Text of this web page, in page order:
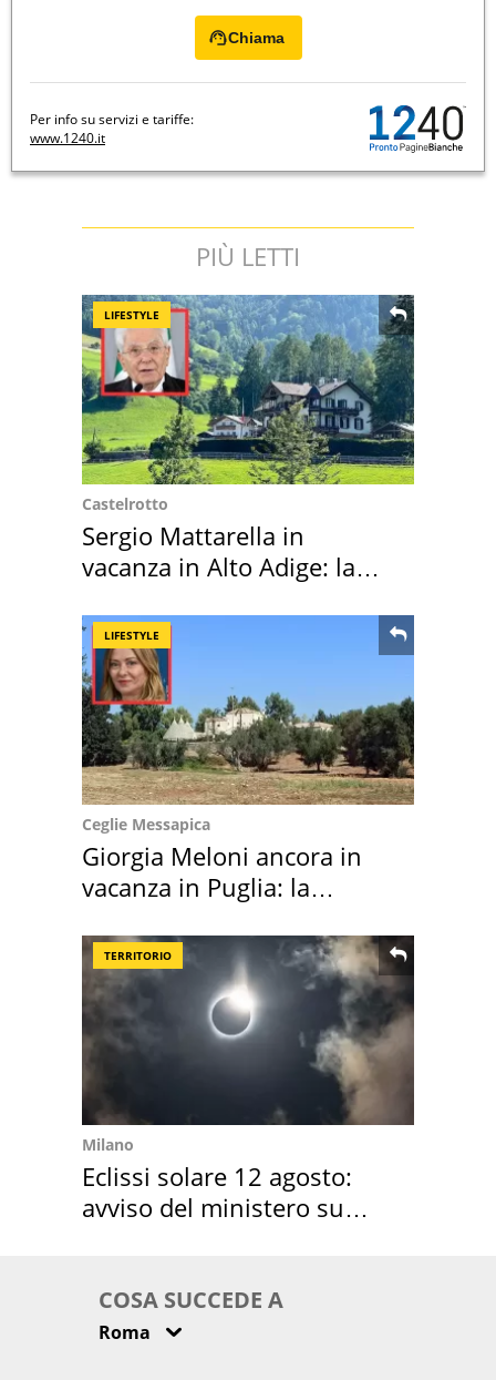
Chiama
Per info su servizi e tariffe:
www.1240.it
PIÙ LETTI
LIFESTYLE
Castelrotto
Sergio Mattarella in
vacanza in Alto Adige: la
LIFESTYLE
Ceglie Messapica
Giorgia Meloni ancora in
vacanza in Puglia: la
TERRITORIO
Milano
Eclissi solare 12 agosto:
avviso del ministero su